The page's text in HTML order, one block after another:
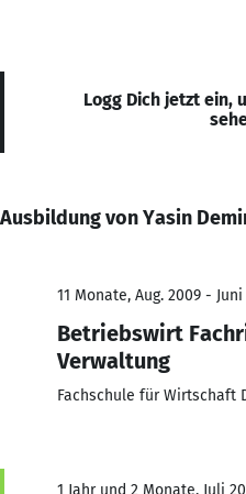
Logg Dich jetzt ein,
Ausbildung von Yasin
11 Monate, Aug. 2009 - Juni
Betriebswirt
Verwaltung
Fachschule für Wirtschaft
1 Jahr und 2 Monate, Juli